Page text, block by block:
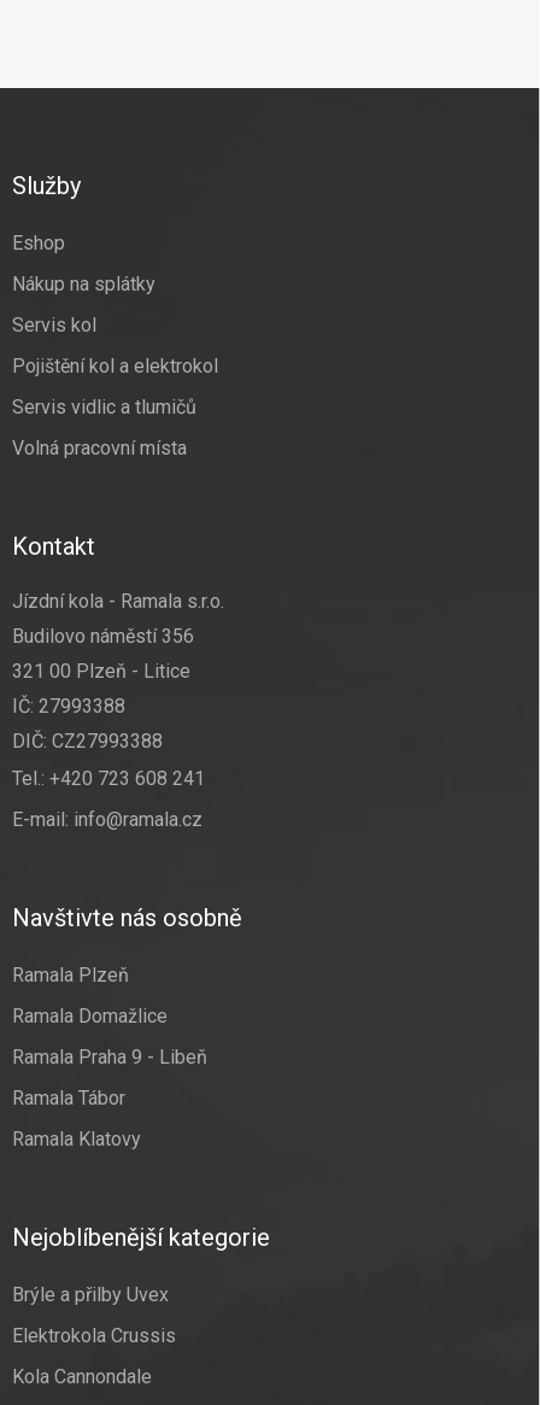
Služby
Eshop
Nákup na splátky
Servis kol
Pojištění kol a elektrokol
Servis vidlic a tlumičů
Volná pracovní místa
Kontakt
Jízdní kola - Ramala s.r.o.
Budilovo náměstí 356
321 00 Plzeň - Litice
IČ: 27993388
DIČ: CZ27993388
Tel.: +420 723 608 241
E-mail: info@ramala.cz
Navštivte nás osobně
Ramala Plzeň
Ramala Domažlice
Ramala Praha 9 - Libeň
Ramala Tábor
Ramala Klatovy
Nejoblíbenější kategorie
Brýle a přilby Uvex
Elektrokola Crussis
Kola Cannondale